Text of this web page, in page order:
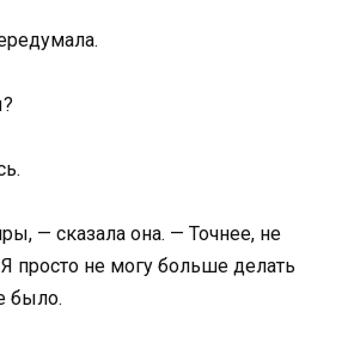
— сказала она. — Точнее, не
просто не могу больше делать
было.